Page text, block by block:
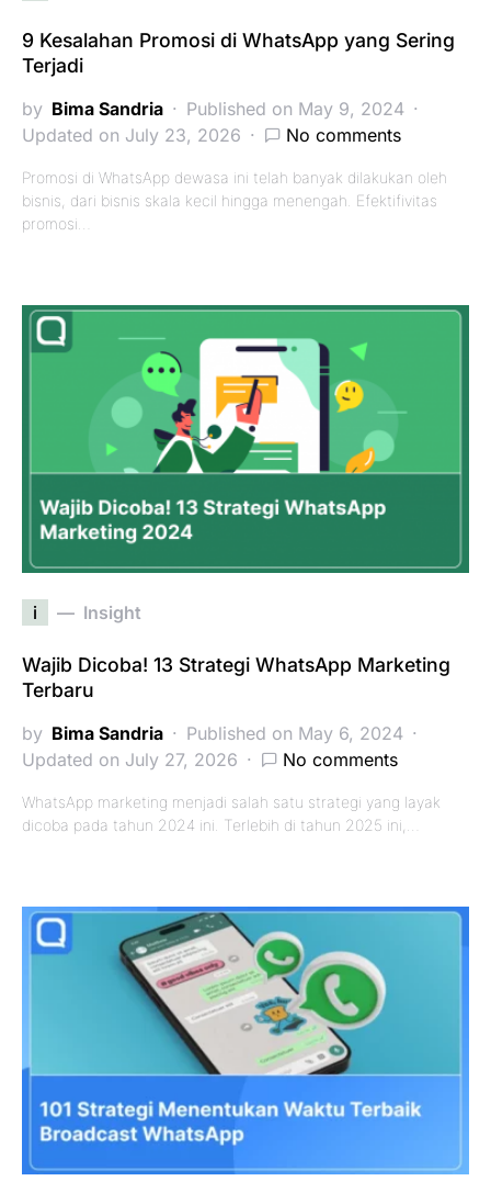
9 Kesalahan Promosi di WhatsApp yang Sering
Terjadi
by Bima Sandria
Published on May 9, 2024
Updated on July 23, 2026
No comments
Promosi di WhatsApp dewasa ini telah banyak dilakukan oleh
bisnis, dari bisnis skala kecil hingga menengah. Efektifivitas
promosi…
i Insight
Wajib Dicoba! 13 Strategi WhatsApp Marketing
Terbaru
by Bima Sandria
Published on May 6, 2024
Updated on July 27, 2026
No comments
WhatsApp marketing menjadi salah satu strategi yang layak
dicoba pada tahun 2024 ini. Terlebih di tahun 2025 ini,…